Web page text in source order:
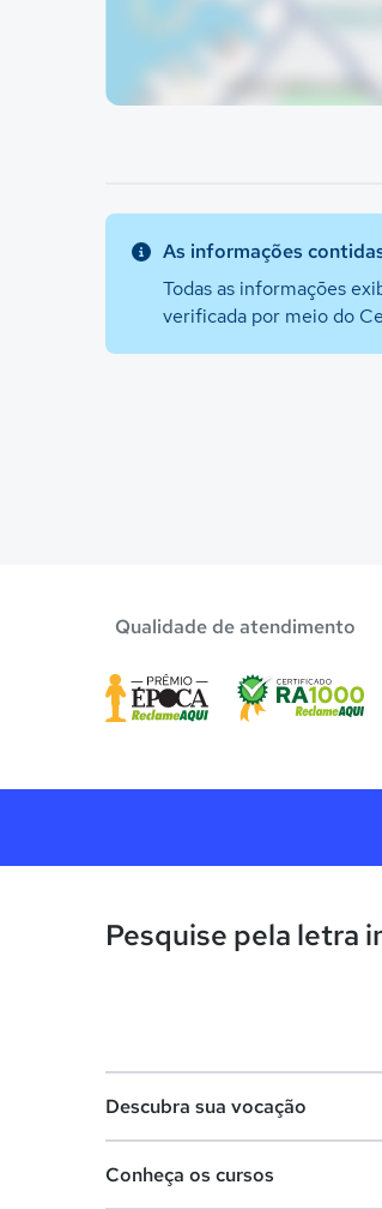
As informações
Todas as informações
verificada por meio do
Qualidade de atendimento
Pesquise pela letra
Descubra sua vocação
Conheça os cursos